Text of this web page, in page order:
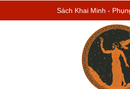
Sách Khai Minh -